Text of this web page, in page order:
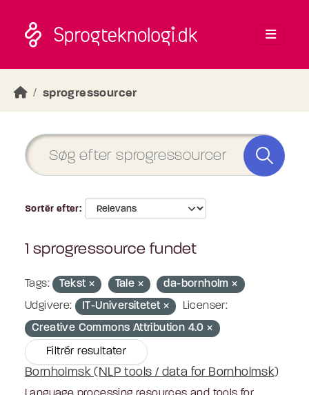
sprogressourcer
Sortér efter
1 sprogressource fundet
Tags: Tekst Tale
da-bornholm
Udgivere:
IT-Universitetet
Licenser:
Creative Commons Attribution 4.0
Filtrér resultater
Bornholmsk (NLP tools / data for Bornholmsk)